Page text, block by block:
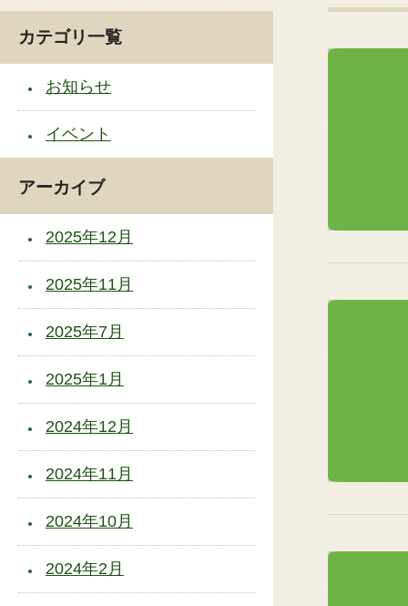
カテゴリ一覧
お知らせ
イベント
アーカイブ
2025年12月
2025年11月
2025年7月
2025年1月
2024年12月
2024年11月
2024年10月
2024年2月